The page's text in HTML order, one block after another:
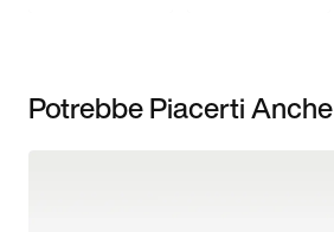
Potrebbe Piacerti Anche